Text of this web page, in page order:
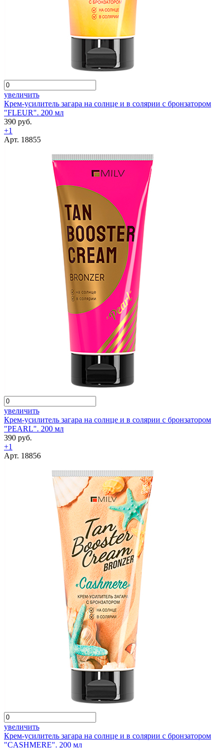
увеличить
Крем-усилитель загара на солнце и в солярии с бронзатором
"FLEUR". 200 мл
390 руб.
+1
Арт. 18855
увеличить
Крем-усилитель загара на солнце и в солярии с бронзатором
"PEARL". 200 мл
390 руб.
+1
Арт. 18856
увеличить
Крем-усилитель загара на солнце и в солярии с бронзатором
"CASHMERE". 200 мл